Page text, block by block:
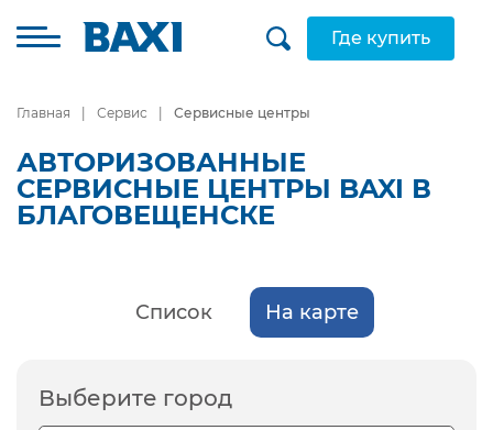
Где купить
Главная Сервис Сервисные центры
АВТОРИЗОВАННЫЕ
СЕРВИСНЫЕ ЦЕНТРЫ BAXI В
БЛАГОВЕЩЕНСКЕ
Список На карте
Выберите город